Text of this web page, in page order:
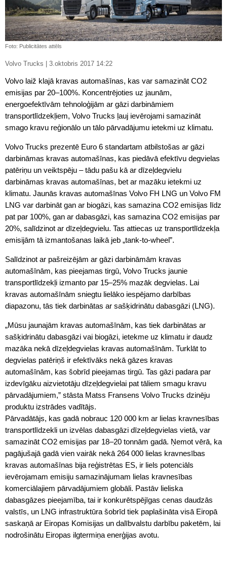
Foto: Publicitātes attēls
Volvo Trucks | 3.oktobris 2017 14:22
Volvo laiž klajā kravas automašīnas, kas var samazināt CO2
emisijas par 20–100%. Koncentrējoties uz jaunām,
energoefektīvām tehnoloģijām ar gāzi darbināmiem
transportlīdzekļiem, Volvo Trucks ļauj ievērojami samazināt
smago kravu reģionālo un tālo pārvadājumu ietekmi uz klimatu.
Volvo Trucks prezentē Euro 6 standartam atbilstošas ar gāzi
darbināmas kravas automašīnas, kas piedāvā efektīvu degvielas
patēriņu un veiktspēju – tādu pašu kā ar dīzeļdegvielu
darbināmas kravas automašīnas, bet ar mazāku ietekmi uz
klimatu. Jaunās kravas automašīnas Volvo FH LNG un Volvo FM
LNG var darbināt gan ar biogāzi, kas samazina CO2 emisijas līdz
pat par 100%, gan ar dabasgāzi, kas samazina CO2 emisijas par
20%, salīdzinot ar dīzeļdegvielu. Tas attiecas uz transportlīdzekļa
emisijām tā izmantošanas laikā jeb „tank-to-wheel”.
Salīdzinot ar pašreizējām ar gāzi darbināmām kravas
automašīnām, kas pieejamas tirgū, Volvo Trucks jaunie
transportlīdzekļi izmanto par 15–25% mazāk degvielas. Lai
kravas automašīnām sniegtu lielāko iespējamo darbības
diapazonu, tās tiek darbinātas ar sašķidrinātu dabasgāzi (LNG).
„Mūsu jaunajām kravas automašīnām, kas tiek darbinātas ar
sašķidrinātu dabasgāzi vai biogāzi, ietekme uz klimatu ir daudz
mazāka nekā dīzeļdegvielas kravas automašīnām. Turklāt to
degvielas patēriņš ir efektīvāks nekā gāzes kravas
automašīnām, kas šobrīd pieejamas tirgū. Tas gāzi padara par
izdevīgāku aizvietotāju dīzeļdegvielai pat tāliem smagu kravu
pārvadājumiem,” stāsta Matss Fransens Volvo Trucks dzinēju
produktu izstrādes vadītājs.
Pārvadātājs, kas gadā nobrauc 120 000 km ar lielas kravnesības
transportlīdzekli un izvēlas dabasgāzi dīzeļdegvielas vietā, var
samazināt CO2 emisijas par 18–20 tonnām gadā. Ņemot vērā, ka
pagājušajā gadā vien vairāk nekā 264 000 lielas kravnesības
kravas automašīnas bija reģistrētas ES, ir liels potenciāls
ievērojamam emisiju samazinājumam lielas kravnesības
komerciālajiem pārvadājumiem globāli. Pastāv lieliska
dabasgāzes pieejamība, tai ir konkurētspējīgas cenas daudzās
valstīs, un LNG infrastruktūra šobrīd tiek paplašināta visā Eiropā
saskaņā ar Eiropas Komisijas un dalībvalstu darbību paketēm, lai
nodrošinātu Eiropas ilgtermiņa enerģijas avotu.